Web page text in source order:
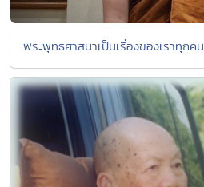
พระพุทธศาสนาเป็นเรื่องของเราทุกคน